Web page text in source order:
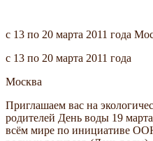
c 13 по 20 марта 2011 года
c 13 по 20 марта 2011 года
Москва
Приглашаем вас на
родителей День воды 19
всём мире по инициативе